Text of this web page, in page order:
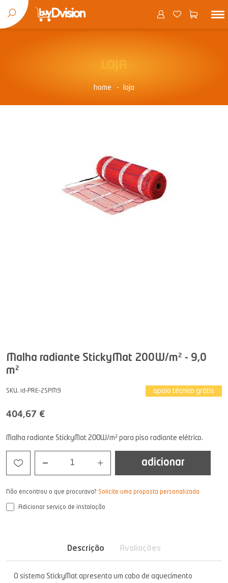
home loja
Malha radiante StickyMat 200W/m² - 9,0
m²
SKU. id-PRE-2SPM9 apoio técnico grátis
404,67 €
Malha radiante StickyMat 200W/m² para piso radiante elétrico.
1 adicionar
Não encontrou o que procurava? Solicite uma proposta personalizada
Adicionar serviço de instalação
Descrição Avaliações
O sistema StickyMat apresenta um cabo de aquecimento